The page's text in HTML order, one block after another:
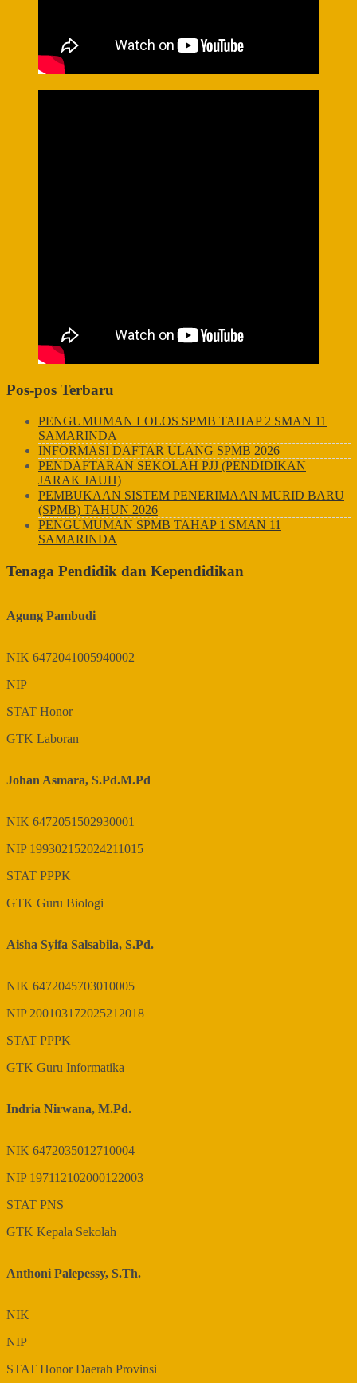
Pos-pos Terbaru
PENGUMUMAN LOLOS SPMB TAHAP 2 SMAN 11
SAMARINDA
INFORMASI DAFTAR ULANG SPMB 2026
PENDAFTARAN SEKOLAH PJJ (PENDIDIKAN
JARAK JAUH)
PEMBUKAAN SISTEM PENERIMAAN MURID BARU
(SPMB) TAHUN 2026
PENGUMUMAN SPMB TAHAP 1 SMAN 11
SAMARINDA
Tenaga Pendidik dan Kependidikan
Agung Pambudi
NIK 6472041005940002
NIP
STAT Honor
GTK Laboran
Johan Asmara, S.Pd.M.Pd
NIK 6472051502930001
NIP 199302152024211015
STAT PPPK
GTK Guru Biologi
Aisha Syifa Salsabila, S.Pd.
NIK 6472045703010005
NIP200103172025212018
STAT PPPK
GTK Guru Informatika
Indria Nirwana, M.Pd.
NIK 6472035012710004
NIP 197112102000122003
STAT PNS
GTK Kepala Sekolah
Anthoni Palepessy, S.Th.
NIK
NIP
STAT Honor Daerah Provinsi